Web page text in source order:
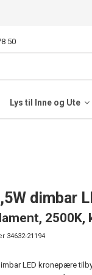
50
Lys til Inne og Ute
dimbar
2500K,
34632-21194
LED kronepære